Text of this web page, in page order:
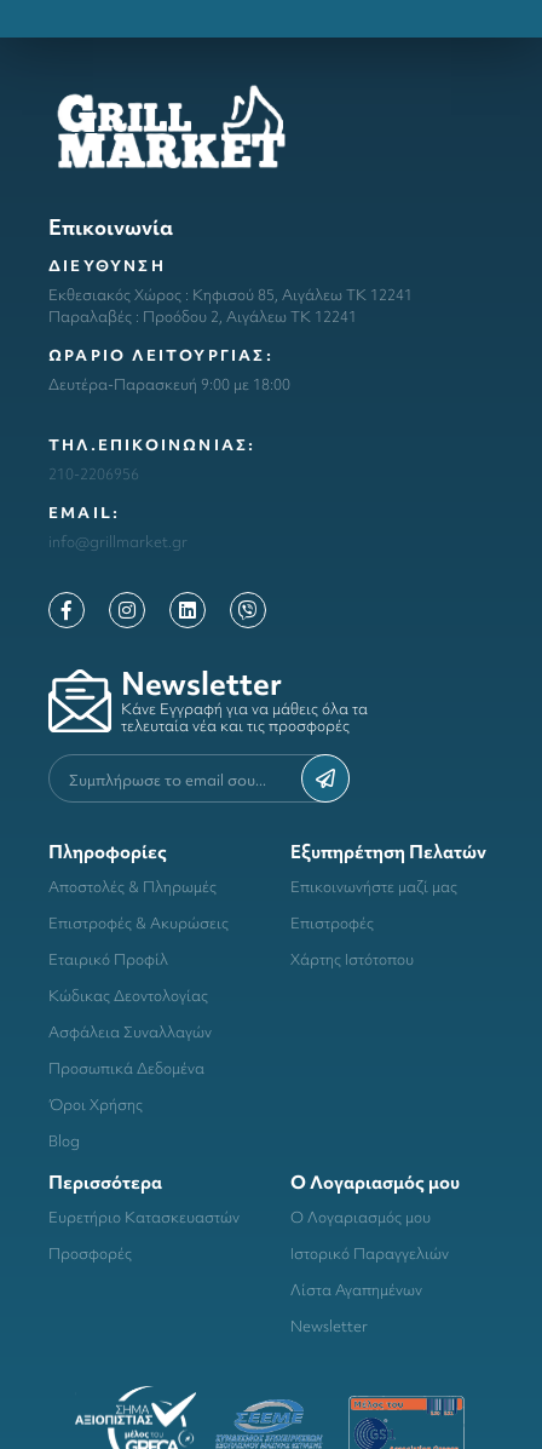
Επικοινωνία
ΔΙΕΥΘΥΝΣΗ
Εκθεσιακός Χώρος : Κηφισού 85, Αιγάλεω ΤΚ 12241
Παραλαβές : Προόδου 2, Αιγάλεω ΤΚ 12241
ΩΡΑΡΙΟ ΛΕΙΤΟΥΡΓΙΑΣ:
Δευτέρα-Παρασκευή 9:00 με 18:00
ΤΗΛ.ΕΠΙΚΟΙΝΩΝΙΑΣ:
210-2206956
ΕΜΑΙL:
info@grillmarket.gr
Newsletter
Κάνε Εγγραφή για να μάθεις όλα τα
τελευταία νέα και τις προσφορές
Πληροφορίες
Αποστολές & Πληρωμές
Επιστροφές & Ακυρώσεις
Εταιρικό Προφίλ
Κώδικας Δεοντολογίας
Ασφάλεια Συναλλαγών
Προσωπικά Δεδομένα
Όροι Χρήσης
Blog
Εξυπηρέτηση Πελατών
Επικοινωνήστε μαζί μας
Επιστροφές
Χάρτης Ιστότοπου
Περισσότερα
Ευρετήριο Κατασκευαστών
Προσφορές
Ο Λογαριασμός μου
Ο Λογαριασμός μου
Ιστορικό Παραγγελιών
Λίστα Αγαπημένων
Newsletter